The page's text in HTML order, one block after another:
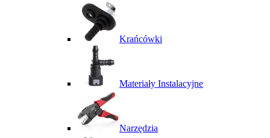
Krańcówki
Materiały Instalacyjne
Narzędzia